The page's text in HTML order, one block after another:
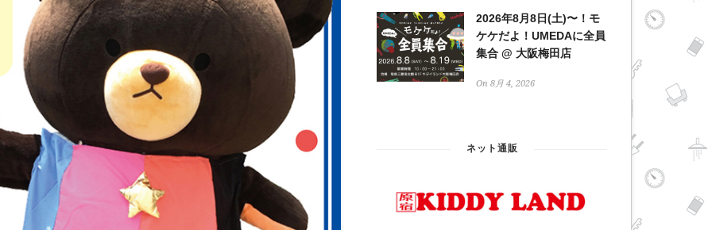
2026年8月8日(土)〜！モ
ケケだよ！UMEDAに全員
集合 @ 大阪梅田店
On 8月 4, 2026
ネット通販